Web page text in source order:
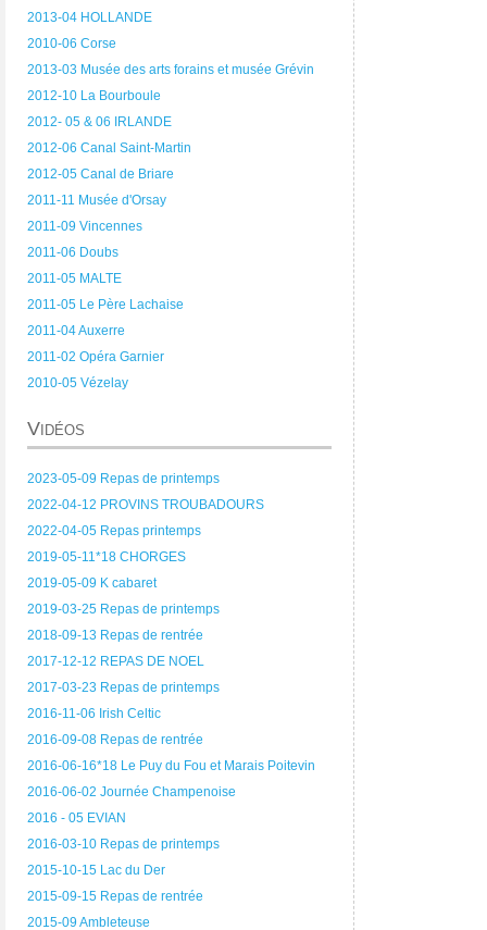
2013-04 HOLLANDE
2010-06 Corse
2013-03 Musée des arts forains et musée Grévin
2012-10 La Bourboule
2012- 05 & 06 IRLANDE
2012-06 Canal Saint-Martin
2012-05 Canal de Briare
2011-11 Musée d'Orsay
2011-09 Vincennes
2011-06 Doubs
2011-05 MALTE
2011-05 Le Père Lachaise
2011-04 Auxerre
2011-02 Opéra Garnier
2010-05 Vézelay
Vidéos
2023-05-09 Repas de printemps
2022-04-12 PROVINS TROUBADOURS
2022-04-05 Repas printemps
2019-05-11*18 CHORGES
2019-05-09 K cabaret
2019-03-25 Repas de printemps
2018-09-13 Repas de rentrée
2017-12-12 REPAS DE NOEL
2017-03-23 Repas de printemps
2016-11-06 Irish Celtic
2016-09-08 Repas de rentrée
2016-06-16*18 Le Puy du Fou et Marais Poitevin
2016-06-02 Journée Champenoise
2016 - 05 EVIAN
2016-03-10 Repas de printemps
2015-10-15 Lac du Der
2015-09-15 Repas de rentrée
2015-09 Ambleteuse